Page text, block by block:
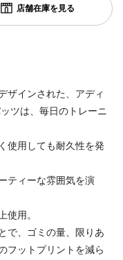
ザインされた、アディ
ツは、毎日のトレーニ
使用しても耐久性を発
ティーな雰囲気を演
使用。
で、ゴミの量、限りあ
フットプリントを減ら